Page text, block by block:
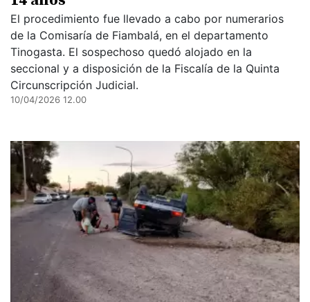
El procedimiento fue llevado a cabo por numerarios
de la Comisaría de Fiambalá, en el departamento
Tinogasta. El sospechoso quedó alojado en la
seccional y a disposición de la Fiscalía de la Quinta
Circunscripción Judicial.
10/04/2026 12.00